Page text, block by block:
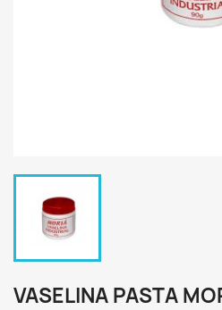
VASELINA PASTA